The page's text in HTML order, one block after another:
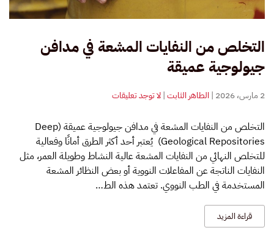
التخلص من النفايات المشعة في مدافن
جيولوجية عميقة
2 مارس، 2026 | الطاهر الثابت|لا توجد تعليقات
النفايات
المشعة
في
مدافن
جيولوجية
التخلص من النفايات المشعة في مدافن جيولوجية عميقة (Deep
Geological Repositories) يُعتبر أحد أكثر الطرق أمانًا وفعالية
للتخلص النهائي من النفايات المشعة عالية النشاط وطويلة العمر، مثل
النفايات الناتجة عن المفاعلات النووية أو بعض النظائر المشعة
المستخدمة في الطب النووي. تعتمد هذه الط…
قراءة المزيد